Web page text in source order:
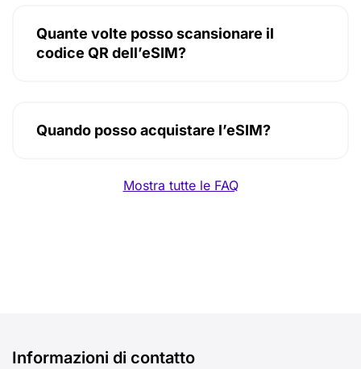
Quante volte posso scansionare il
codice QR dell’eSIM?
Quando posso acquistare l’eSIM?
Mostra tutte le FAQ
Informazioni di contatto